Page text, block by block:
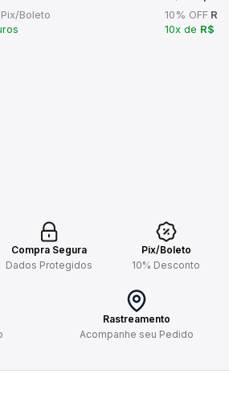
Boleto
10% OFF
10x de R$
Compra Segura
Dados Protegidos
Pix/Boleto
10% Desconto
Rastreamento
Acompanhe seu Pedido